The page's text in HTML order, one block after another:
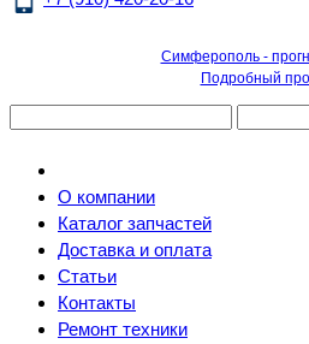
Симферополь -
Подробный
О компании
Каталог запчастей
Доставка и оплата
Статьи
Контакты
Ремонт техники